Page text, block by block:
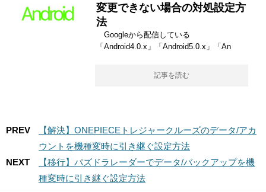
変更できない場合の対処設定方
法
Googleから配信している
「Android4.0.x」「Android5.0.x」「An
記事を読む
PREV
【解決】ONEPIECEトレジャークルーズのデータ/アカ
ウントを機種変時に引き継ぐ設定方法
NEXT
【移行】パズドラレーダーでデータ/バックアップを機
種変時に引き継ぐ設定方法